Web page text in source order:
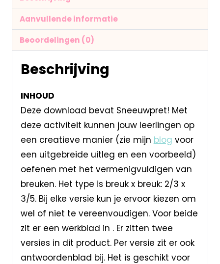
Aanvullende informatie
Beoordelingen (0)
Beschrijving
INHOUD
Deze download bevat Sneeuwpret! Met
deze activiteit kunnen jouw leerlingen op
een creatieve manier (zie mijn blog voor
een uitgebreide uitleg en een voorbeeld)
oefenen met het vermenigvuldigen van
breuken. Het type is breuk x breuk: 2/3 x
3/5. Bij elke versie kun je ervoor kiezen om
wel of niet te vereenvoudigen. Voor beide
zit er een werkblad in . Er zitten twee
versies in dit product. Per versie zit er ook
antwoordenblad bij. Het is geschikt voor